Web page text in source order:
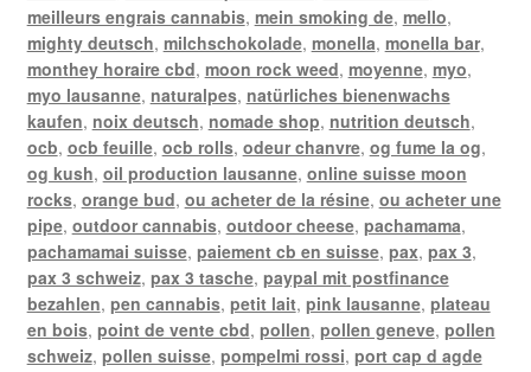
meilleurs engrais cannabis, mein smoking de, mello,
mighty deutsch, milchschokolade, monella, monella bar,
monthey horaire cbd, moon rock weed, moyenne, myo,
myo lausanne, naturalpes, natürliches bienenwachs
kaufen, noix deutsch, nomade shop, nutrition deutsch,
ocb, ocb feuille, ocb rolls, odeur chanvre, og fume la og,
og kush, oil production lausanne, online suisse moon
rocks, orange bud, ou acheter de la résine, ou acheter une
pipe, outdoor cannabis, outdoor cheese, pachamama,
pachamamai suisse, paiement cb en suisse, pax, pax 3,
pax 3 schweiz, pax 3 tasche, paypal mit postfinance
bezahlen, pen cannabis, petit lait, pink lausanne, plateau
en bois, point de vente cbd, pollen, pollen geneve, pollen
schweiz, pollen suisse, pompelmi rossi, port cap d agde